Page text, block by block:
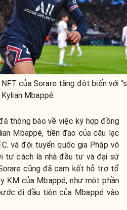
NFT của Sorare tăng đột biến với
Mbappé
thông báo về việc ký hợp đồng
Mbappé, tiền đạo của câu lạc
và đội tuyển quốc gia Pháp vô
tư cách là nhà đầu tư và đại sứ
cũng đã cam kết hỗ trợ tổ
KM của Mbappé, như một phần
đi đầu tiên của Mbappé vào